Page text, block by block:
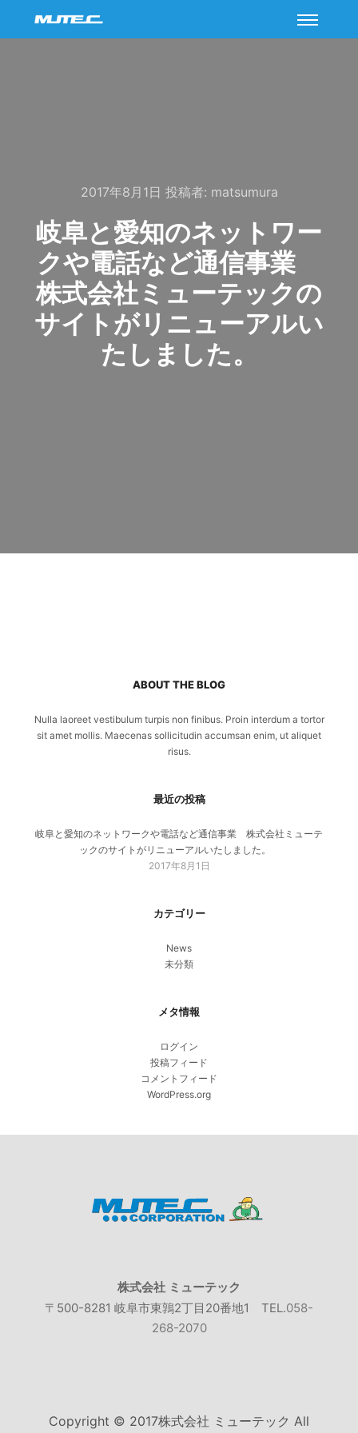
メイン
2017年8月1日 投稿者: matsumura
岐阜と愛知のネットワー
クや電話など通信事業
株式会社ミューテックの
サイトがリニューアルい
たしました。
ABOUT THE BLOG
Nulla laoreet vestibulum turpis non finibus. Proin interdum a tortor
sit amet mollis. Maecenas sollicitudin accumsan enim, ut aliquet
risus.
最近の投稿
岐阜と愛知のネットワークや電話など通信事業 株式会社ミューテ
ックのサイトがリニューアルいたしました。
2017年8月1日
カテゴリー
News
未分類
メタ情報
ログイン
投稿フィード
コメントフィード
WordPress.org
株式会社 ミューテック
〒500-8281 岐阜市東鶉2丁目20番地1 TEL.058-
268-2070
Copyright © 2017株式会社 ミューテック All